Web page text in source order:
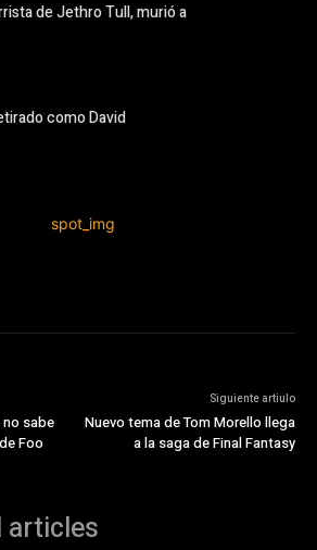
de Jethro Tull, murió a
como David
sabe
Foo
Siguiente artiulo
Nuevo tema de Tom Morello llega
a la saga de Final Fantasy
articles